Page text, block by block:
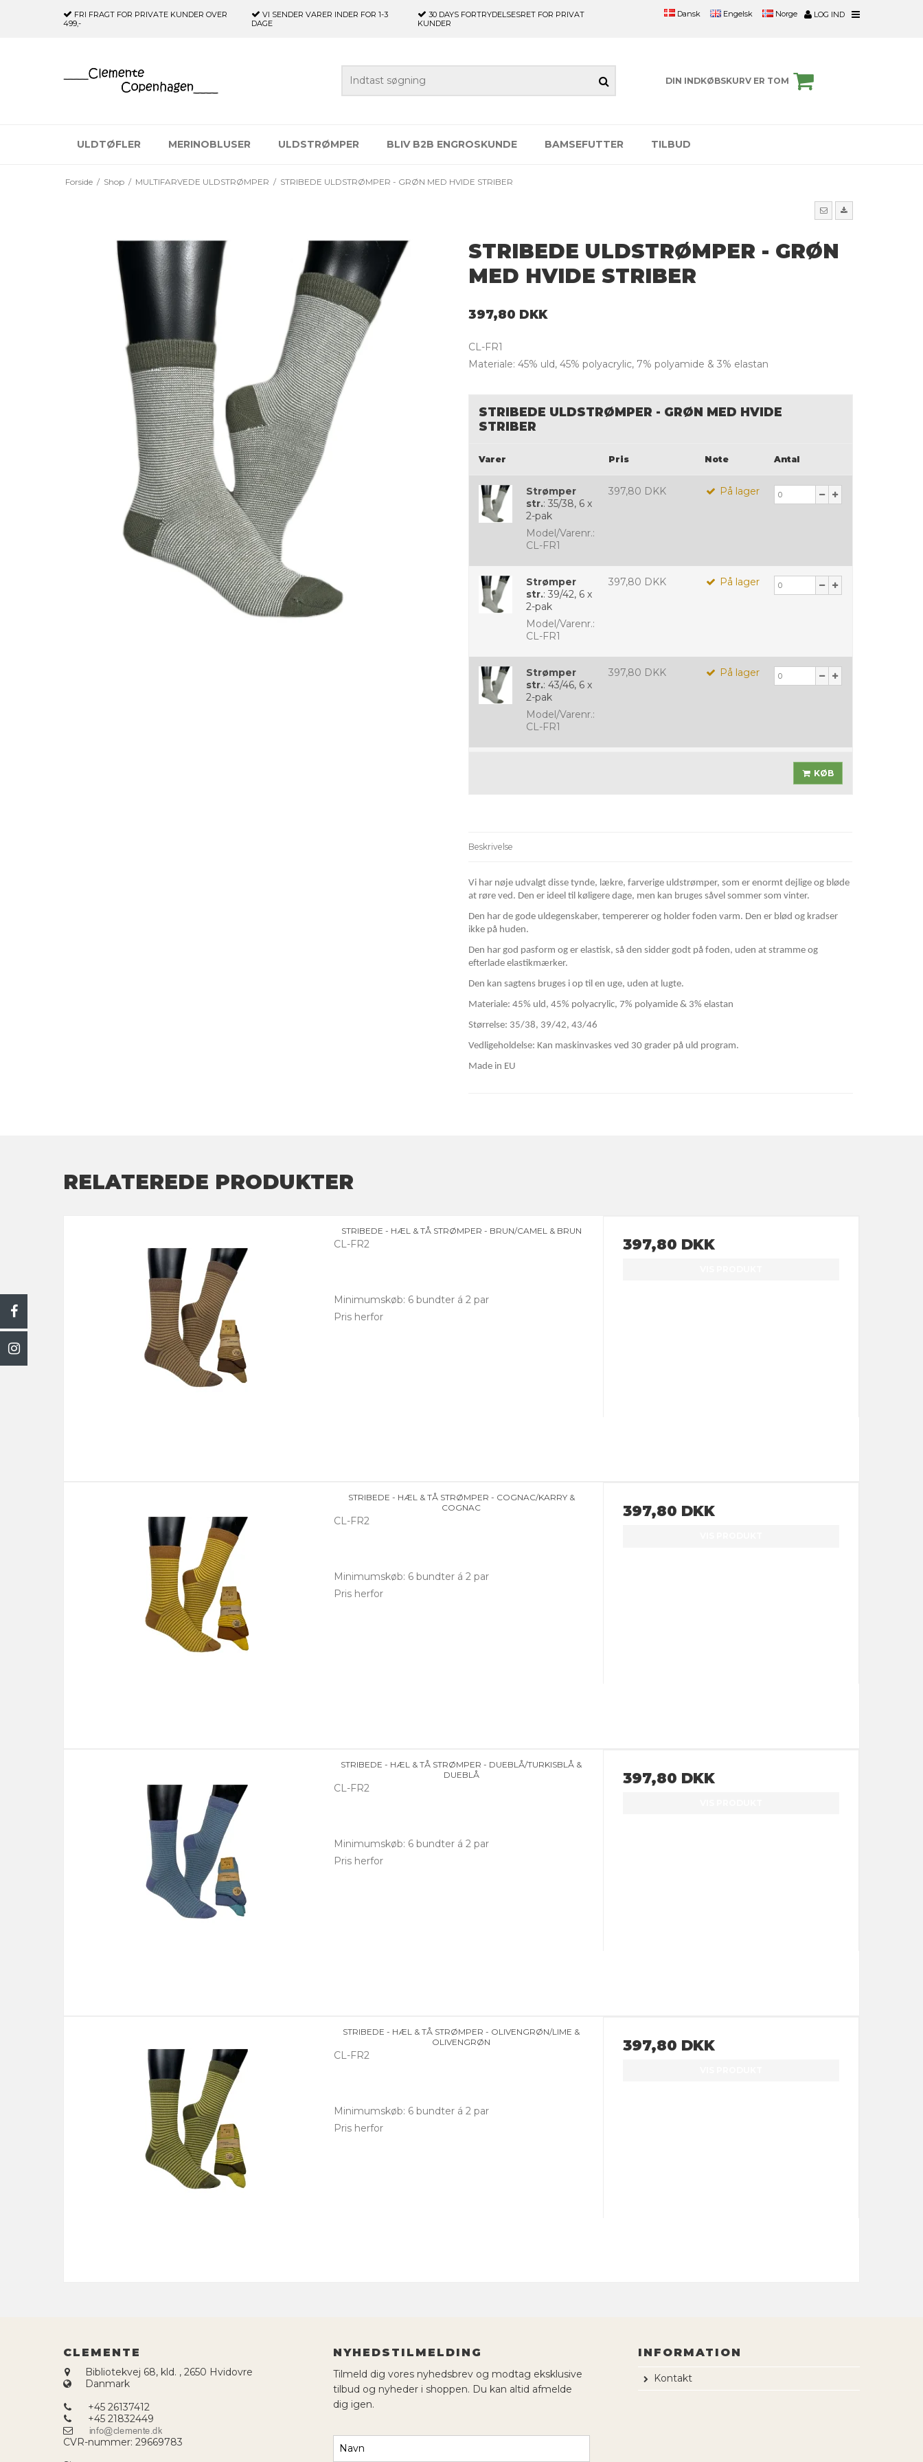
FRI FRAGT FOR PRIVATE KUNDER OVER
499,-
VI SENDER VARER INDER FOR 1-3
DAGE
30 DAYSFORTRYDELSESRET FOR PRIVAT
KUNDER
Dansk Engelsk Norge LOG IND
DIN INDKØBSKURV ER TOM
ULDTØFLER MERINOBLUSER ULDSTRØMPER BLIV B2B ENGROSKUNDE BAMSEFUTTER TILBUD
Forside / Shop / MULTIFARVEDE ULDSTRØMPER / STRIBEDE ULDSTRØMPER - GRØN MED HVIDE STRIBER
STRIBEDE ULDSTRØMPER - GRØN
MED HVIDE STRIBER
397,80 DKK
CL-FR1
Materiale: 45% uld, 45% polyacrylic, 7% polyamide & 3% elastan
STRIBEDE ULDSTRØMPER - GRØN MED HVIDE
STRIBER
Varer Pris Note Antal
Strømper
str.: 35/38, 6 x
2-pak
Model/Varenr.:
CL-FR1
397,80 DKK På lager
Strømper
str.: 39/42, 6 x
2-pak
Model/Varenr.:
CL-FR1
397,80 DKK På lager
Strømper
str.: 43/46, 6 x
2-pak
Model/Varenr.:
CL-FR1
397,80 DKK På lager
KØB
Beskrivelse
Vi har nøje udvalgt disse tynde, lækre, farverige uldstrømper, som er enormt dejlige og bløde
at røre ved. Den er ideel til køligere dage, men kan bruges såvel sommer som vinter.
Den har de gode uldegenskaber, tempererer og holder foden varm. Den er blød og kradser
ikke på huden.
Den har god pasform og er elastisk, så den sidder godt på foden, uden at stramme og
efterlade elastikmærker.
Den kan sagtens bruges i op til en uge, uden at lugte.
Materiale: 45% uld, 45% polyacrylic, 7% polyamide & 3% elastan
Størrelse: 35/38, 39/42, 43/46
Vedligeholdelse: Kan maskinvaskes ved 30 grader på uld program.
Made in EU
RELATEREDE PRODUKTER
STRIBEDE - HÆL & TÅ STRØMPER - BRUN/CAMEL & BRUN
CL-FR2
Minimumskøb: 6 bundter á 2 par
Pris herfor
397,80 DKK
STRIBEDE - HÆL & TÅ STRØMPER - COGNAC/KARRY &
COGNAC
CL-FR2
Minimumskøb: 6 bundter á 2 par
Pris herfor
397,80 DKK
STRIBEDE - HÆL & TÅ STRØMPER - DUEBLÅ/TURKISBLÅ &
DUEBLÅ
CL-FR2
Minimumskøb: 6 bundter á 2 par
Pris herfor
397,80 DKK
STRIBEDE - HÆL & TÅ STRØMPER - OLIVENGRØN/LIME &
OLIVENGRØN
CL-FR2
Minimumskøb: 6 bundter á 2 par
Pris herfor
397,80 DKK
CLEMENTE
Bibliotekvej 68, kld. , 2650 Hvidovre
Danmark
+45 26137412
+45 21832449
CVR-nummer: 29669783
NYHEDSTILMELDING
Tilmeld dig vores nyhedsbrev og modtag eksklusive
tilbud og nyheder i shoppen. Du kan altid afmelde
dig igen.
INFORMATION
Kontakt